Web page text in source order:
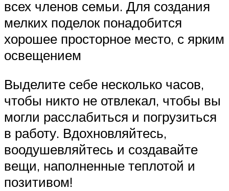
всех членов семьи. Для создания
мелких поделок понадобится
хорошее просторное место, с ярким
освещением
Выделите себе несколько часов,
чтобы никто не отвлекал, чтобы вы
могли расслабиться и погрузиться
в работу. Вдохновляйтесь,
воодушевляйтесь и создавайте
вещи, наполненные теплотой и
позитивом!